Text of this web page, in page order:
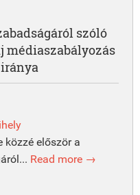
szóló
médiaszabályozás
közzé először a
Read more →